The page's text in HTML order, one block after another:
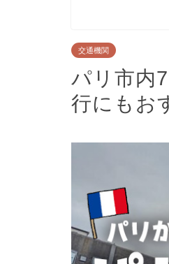
交通機関
パリ市内
行にもお